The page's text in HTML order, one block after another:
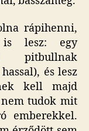
rápihenni,
is lesz: egy
pitbullnak
és lesz
kell majd
tudok mit
emberekkel.